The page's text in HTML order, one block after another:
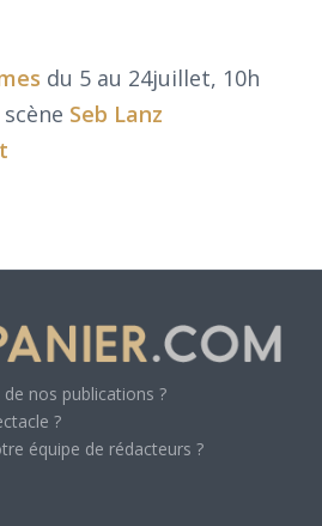
du 5 au 24juillet, 10h
Seb Lanz
nos publications ?
?
équipe de rédacteurs ?